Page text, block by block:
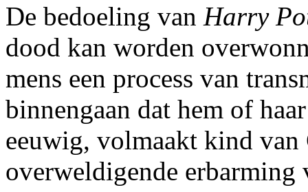
De bedoeling van Harry
dood kan worden
mens een process van
binnengaan dat hem of
eeuwig, volmaakt kind van
overweldigende